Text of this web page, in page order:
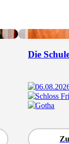
Die
Schloss
Gotha